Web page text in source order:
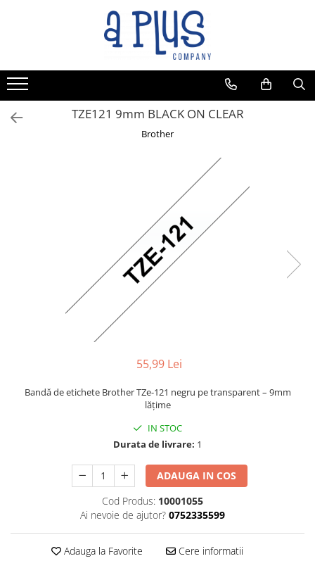
Benzi pentru etichete
Cartuse de cerneala
Cartuse tonerTZE121 9mm BLACK ON CLEAR
Brother
55,99 Lei
Bandă de etichete Brother TZe-121 negru pe transparent – 9mm
lățime
IN STOC
Durata de livrare: 1
ADAUGA IN COS
Cod Produs: 10001055
Ai nevoie de ajutor? 0752335599
Adauga la Favorite Cere informatii